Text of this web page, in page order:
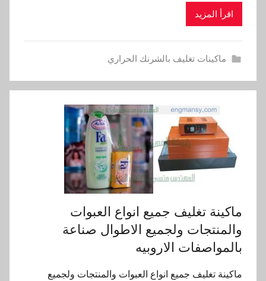
اقرأ المزيد
ماكينات تغليف بالشرنك الحراري
ماكينة تغليف جميع انواع العبوات
والمنتجات ولجميع الاطوال صناعة
بالمواصفات الاروبيه
ماكينة تغليف جميع انواع العبوات والمنتجات ولجميع